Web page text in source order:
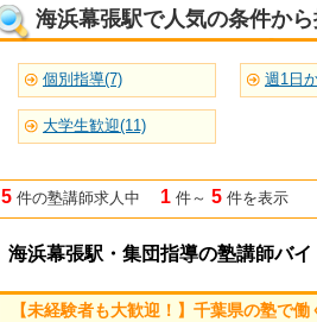
海浜幕張駅で人気の条件か
個別指導(7) 週1日
大学生歓迎(11)
5 件の塾講師求人中 1 件～ 5 件を表示
海浜幕張駅・集団指導の塾講師バ
【未経験者も大歓迎！】千葉県の塾で